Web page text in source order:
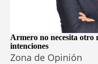
Armero no necesita otro
intenciones
Zona de Opinión